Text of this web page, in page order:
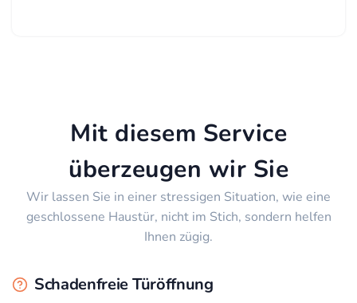
Mit diesem Service
überzeugen wir Sie
Wir lassen Sie in einer stressigen Situation, wie eine
geschlossene Haustür, nicht im Stich, sondern helfen
Ihnen zügig.
Schadenfreie Türöffnung